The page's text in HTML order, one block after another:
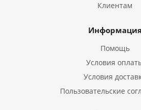
Клиентам
Информация
Помощь
Условия
Условия
Пользовательские